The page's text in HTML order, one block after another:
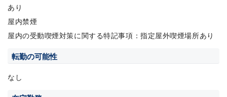
あり
屋内禁煙
屋内の受動喫煙対策に関する特記事項：指定屋外喫煙場所あり
転勤の可能性
なし